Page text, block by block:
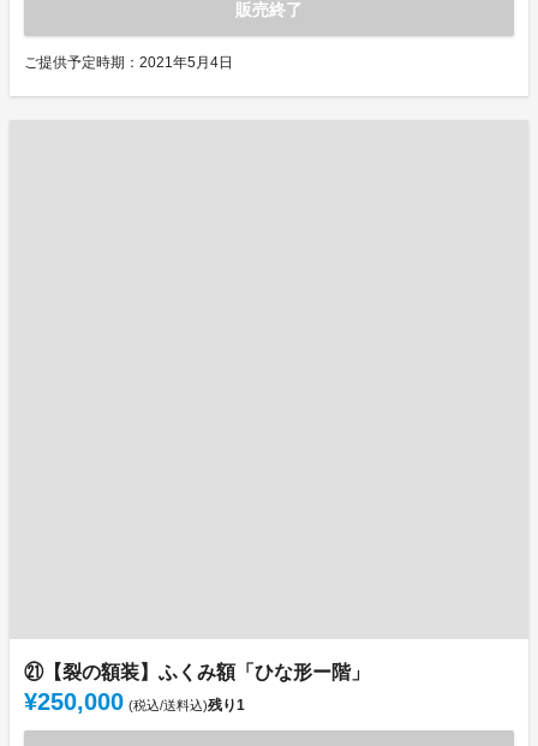
販売終了
ご提供予定時期：2021年5月4日
㉑【裂の額装】ふくみ額「ひな形ー階」
¥250,000 (税込/送料込)残り1